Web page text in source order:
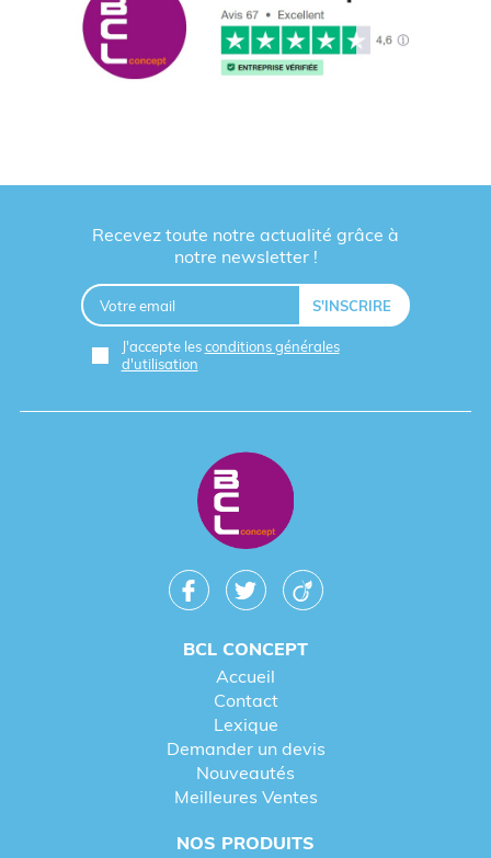
Recevez toute notre actualité grâce à
notre newsletter !
J'accepte lesconditions générales
d'utilisation
BCL CONCEPT
Accueil
Contact
Lexique
Demander un devis
Nouveautés
Meilleures Ventes
NOS PRODUITS